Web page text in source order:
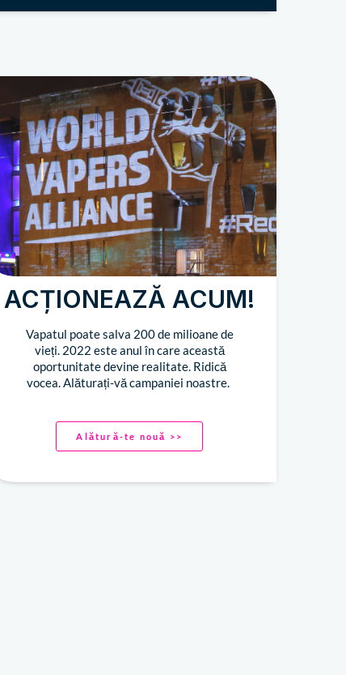
ACȚIONEAZĂ ACUM!
Vapatul poate salva 200 de milioane de
vieți. 2022 este anul în care această
oportunitate devine realitate. Ridică
vocea. Alăturați-vă campaniei noastre.
Alătură-te nouă >>